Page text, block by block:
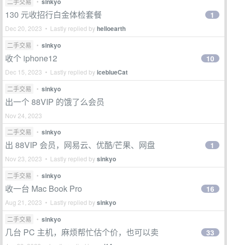
130 元收招行白金体检套餐
Dec 20, 2023 • Lastly replied byhelloearth
1
二手交易 • sinkyo
收个 iphone12
Dec 15, 2023 • Lastly replied byiceblueCat
10
二手交易 • sinkyo
出一个 88VIP 的饿了么会员
Nov 24, 2023
二手交易
• sinkyo
出 88VIP 会员，网易云、优酷/芒果、网盘
Nov 23, 2023 • Lastly replied bysinkyo
1
二手交易 • sinkyo
收一台 Mac Book Pro
Aug 21, 2023 • Lastly replied bysinkyo
16
二手交易 • sinkyo
几台 PC 主机，麻烦帮忙估个价，也可以卖 33